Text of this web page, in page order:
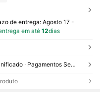
de entrega:Agosto 17 -
em até 12dias
Reenviar se o item estiver perdido/danificado · Pagamentos Seguros · Proteção de privacidade